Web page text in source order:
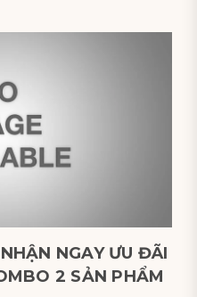
NGAY ƯU ĐÃI
2 SẢN PHẨM